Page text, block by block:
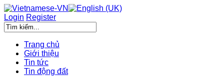
Login Register
Trang chủ
Giới thiệu
Tin tức
Tin động đất